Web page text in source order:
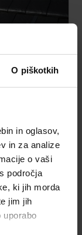
O piškotkih
in oglasov,
in za analize
o vaši
področja
ki jih morda
jim jih
uporabo